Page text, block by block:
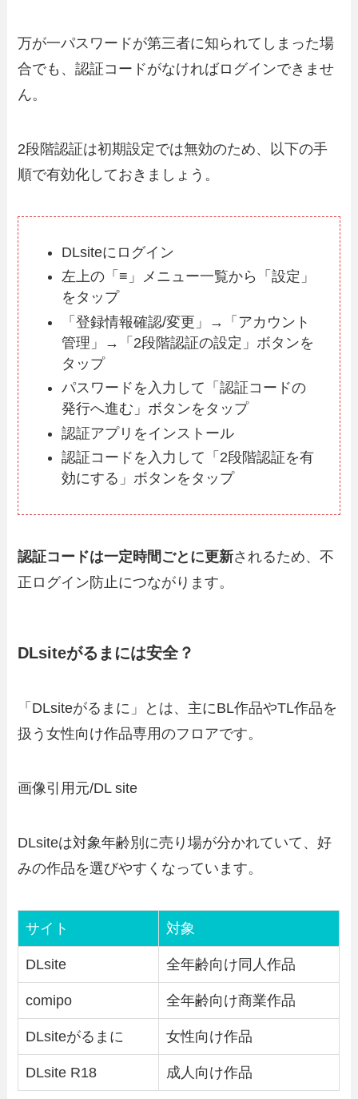
万が一パスワードが第三者に知られてしまった場
合でも、認証コードがなければログインできませ
ん。
2段階認証は初期設定では無効のため、以下の手
順で有効化しておきましょう。
DLsiteにログイン
左上の「≡」メニュー一覧から「設定」
をタップ
「登録情報確認/変更」→「アカウント
管理」→「2段階認証の設定」ボタンを
タップ
パスワードを入力して「認証コードの
発行へ進む」ボタンをタップ
認証アプリをインストール
認証コードを入力して「2段階認証を有
効にする」ボタンをタップ
認証コードは一定時間ごとに更新されるため、不
正ログイン防止につながります。
DLsiteがるまには安全？
「DLsiteがるまに」とは、主にBL作品やTL作品を
扱う女性向け作品専用のフロアです。
画像引用元/DL site
DLsiteは対象年齢別に売り場が分かれていて、好
みの作品を選びやすくなっています。
サイト 対象
DLsite 全年齢向け同人作品
comipo 全年齢向け商業作品
DLsiteがるまに 女性向け作品
DLsite R18 成人向け作品